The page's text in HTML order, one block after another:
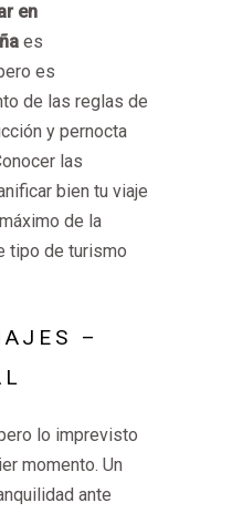
en
es
es
de las reglas de
y pernocta
las
bien tu viaje
de la
tipo de turismo
–
lo imprevisto
momento. Un
ante